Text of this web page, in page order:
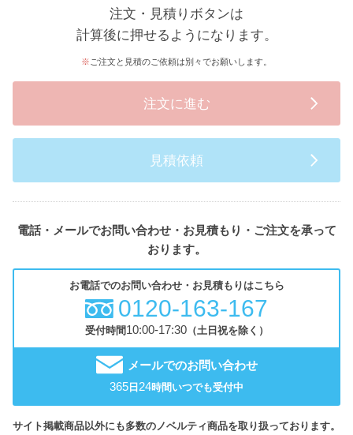
注文・見積りボタンは
計算後に押せるようになります。
ご注文と見積のご依頼は別々でお願いします。
注文に進む
見積依頼
電話・メールでお問い合わせ・お見積もり・ご注文を承って
おります。
お電話でのお問い合わせ・お見積もりはこちら
0120-163-167
受付時間10:00-17:30（土日祝を除く）
メールでのお問い合わせ
365 日 24時間いつでも受付中
サイト掲載商品以外にも多数のノベルティ商品を取り扱っております。